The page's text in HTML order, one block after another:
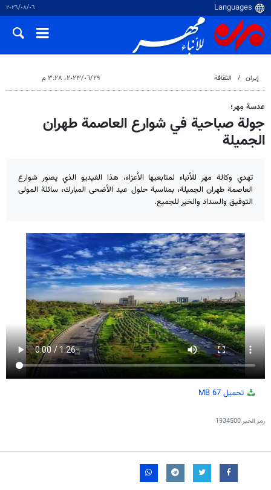
٠٦‏/٠٨‏/٢٠٢٦
إيران الثقافة ٢٩‏/٠٦‏/٢٠٢٣، ٣:٢٨ م
عدسة مِهر؛
جولة صباحية في شوارع العاصمة طهران
الجميلة
تهدي وكالة مهر للأنباء لمتابعيها الأعزاء، هذا الفيديو الذي يصور شوارع
العاصمة طهران الجميلة، بمناسبة حلول عيد الأضحى المبارك، سائلة المولى
التوفيق والسداد والخير للجميع.
تحميل 67 MB
رمز الخبر1934500